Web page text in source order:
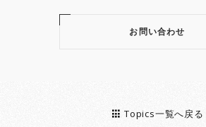
お問い合わせ
Topics一覧へ戻る